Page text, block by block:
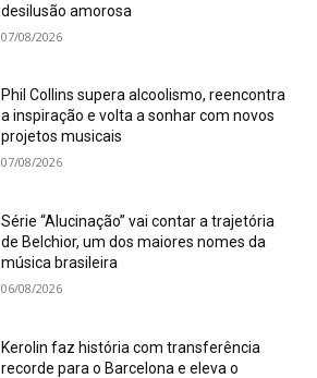
desilusão amorosa
07/08/2026
Phil Collins supera alcoolismo, reencontra
a inspiração e volta a sonhar com novos
projetos musicais
07/08/2026
Série “Alucinação” vai contar a trajetória
de Belchior, um dos maiores nomes da
música brasileira
06/08/2026
Kerolin faz história com transferência
recorde para o Barcelona e eleva o